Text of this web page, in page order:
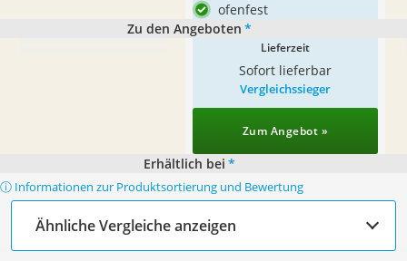
ofenfest
Zu den Angeboten *
Lieferzeit
Sofort lieferbar
Vergleichssieger
Zum Angebot »
Erhältlich bei *
ⓘ Informationen zur Produktsortierung und Bewertung
Ähnliche Vergleiche anzeigen